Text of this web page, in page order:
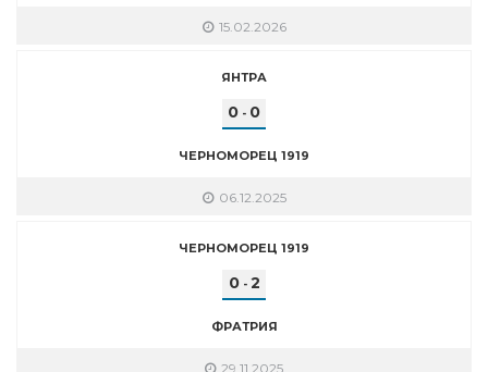
15.02.2026
ЯНТРА
0 - 0
ЧЕРНОМОРЕЦ 1919
06.12.2025
ЧЕРНОМОРЕЦ 1919
0- 2
ФРАТРИЯ
29.11.2025